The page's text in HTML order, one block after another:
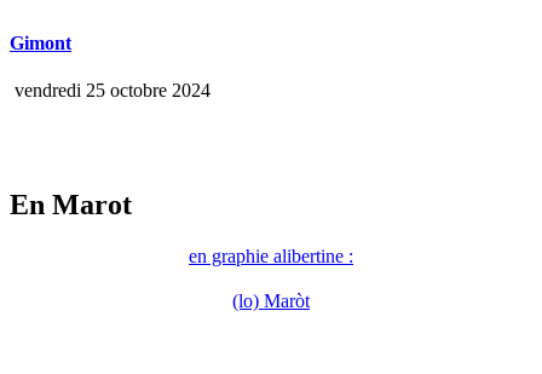
Gimont
vendredi 25 octobre 2024
En Marot
en graphie alibertine :
(lo) Maròt